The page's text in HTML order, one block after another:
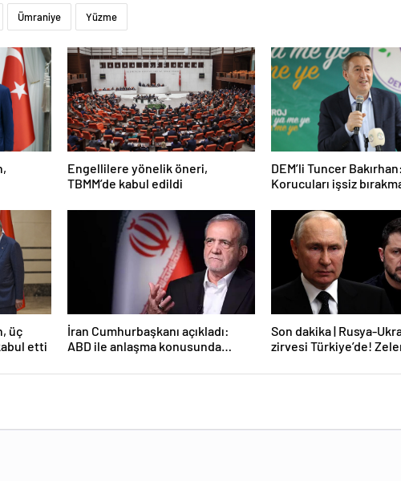
Ümraniye Yüzme
Engellilere yönelik öneri,
TBMM’de kabul edildi
DEM’li Tuncer Bakırhan:
Korucuları işsiz
üç
etti
İran Cumhurbaşkanı açıkladı:
ABD ile anlaşma konusunda
Son dakika | Rusya-
zirvesi Türkiye’de!
Gözler perşembe